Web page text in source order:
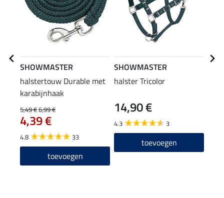
SHOWMASTER
halstertouw Durable met
karabijnhaak
5,49 €6,99 €
4,39 €
4.8 33
toevoegen
SHOWMASTER
halster Tricolor
14,90 €
4.3 3
toevoegen